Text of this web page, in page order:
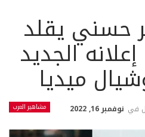
حسني يقلد
الجديد
ميديا
مشاهير العرب في نوفمبر 16, 2022